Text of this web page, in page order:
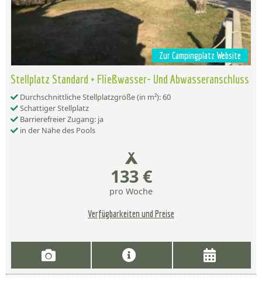
Zur Campingplatz Website
Stellplatz Standard + Fließwasser- Und Abwasseranschluss
Durchschnittliche Stellplatzgröße (in m²): 60
Schattiger Stellplatz
Barrierefreier Zugang: ja
in der Nähe des Pools
133 €
pro Woche
Verfügbarkeiten und Preise